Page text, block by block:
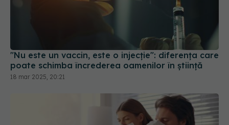
"Nu este un vaccin, este o injecție": diferența care
poate schimba încrederea oamenilor în știință
18 mar 2025, 20:21